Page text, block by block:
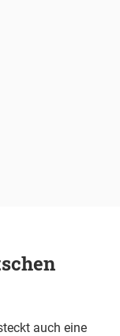
auch eine